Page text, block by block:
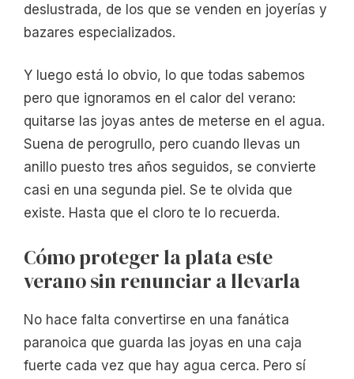
deslustrada, de los que se venden en joyerías y
bazares especializados.
Y luego está lo obvio, lo que todas sabemos
pero que ignoramos en el calor del verano:
quitarse las joyas antes de meterse en el agua.
Suena de perogrullo, pero cuando llevas un
anillo puesto tres años seguidos, se convierte
casi en una segunda piel. Se te olvida que
existe. Hasta que el cloro te lo recuerda.
Cómo proteger la plata este
verano sin renunciar a llevarla
No hace falta convertirse en una fanática
paranoica que guarda las joyas en una caja
fuerte cada vez que hay agua cerca. Pero sí